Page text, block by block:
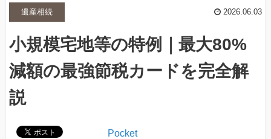
遺産相続 2026.06.03
小規模宅地等の特例｜最大80%
減額の最強節税カードを完全解
説
Pocket